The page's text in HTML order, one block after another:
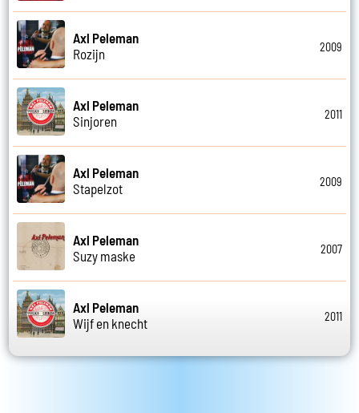
Axl Peleman
Rozijn
2009
Axl Peleman
Sinjoren
2011
Axl Peleman
Stapelzot
2009
Axl Peleman
Suzy maske
2007
Axl Peleman
Wijf en knecht
2011